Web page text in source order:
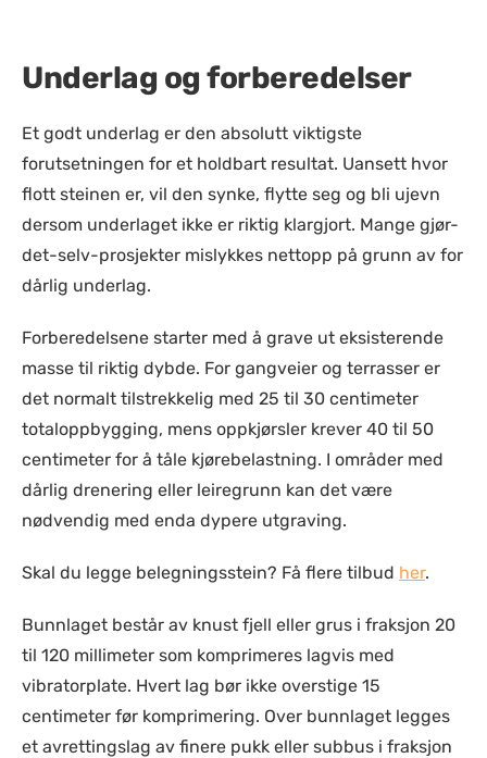
Underlag og forberedelser
Et godt underlag er den absolutt viktigste
forutsetningen for et holdbart resultat. Uansett hvor
flott steinen er, vil den synke, flytte seg og bli ujevn
dersom underlaget ikke er riktig klargjort. Mange gjør-
det-selv-prosjekter mislykkes nettopp på grunn av for
dårlig underlag.
Forberedelsene starter med å grave ut eksisterende
masse til riktig dybde. For gangveier og terrasser er
det normalt tilstrekkelig med 25 til 30 centimeter
totaloppbygging, mens oppkjørsler krever 40 til 50
centimeter for å tåle kjørebelastning. I områder med
dårlig drenering eller leiregrunn kan det være
nødvendig med enda dypere utgraving.
Skal du legge belegningsstein? Få flere tilbud her.
Bunnlaget består av knust fjell eller grus i fraksjon 20
til 120 millimeter som komprimeres lagvis med
vibratorplate. Hvert lag bør ikke overstige 15
centimeter før komprimering. Over bunnlaget legges
et avrettingslag av finere pukk eller subbus i fraksjon